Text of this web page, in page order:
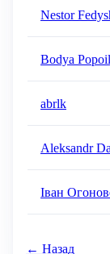
Nestor
Bodya
abrlk
Aleksandr
Іван
← Назад